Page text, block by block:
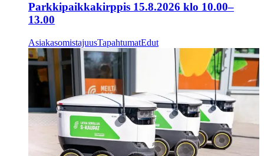
Parkkipaikkakirppis 15.8.2026 klo 10.00–
13.00
AsiakasomistajuusTapahtumatEdut